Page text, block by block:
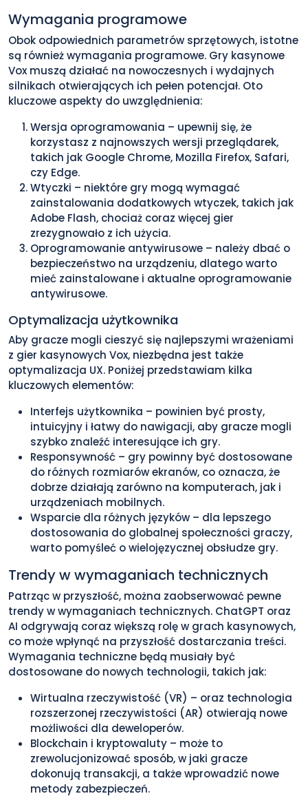
Wymagania programowe
Obok odpowiednich parametrów sprzętowych, istotne
są również wymagania programowe. Gry kasynowe
Vox muszą działać na nowoczesnych i wydajnych
silnikach otwierających ich pełen potencjał. Oto
kluczowe aspekty do uwzględnienia:
Wersja oprogramowania – upewnij się, że
korzystasz z najnowszych wersji przeglądarek,
takich jak Google Chrome, Mozilla Firefox, Safari,
czy Edge.
Wtyczki – niektóre gry mogą wymagać
zainstalowania dodatkowych wtyczek, takich jak
Adobe Flash, chociaż coraz więcej gier
zrezygnowało z ich użycia.
Oprogramowanie antywirusowe – należy dbać o
bezpieczeństwo na urządzeniu, dlatego warto
mieć zainstalowane i aktualne oprogramowanie
antywirusowe.
Optymalizacja użytkownika
Aby gracze mogli cieszyć się najlepszymi wrażeniami
z gier kasynowych Vox, niezbędna jest także
optymalizacja UX. Poniżej przedstawiam kilka
kluczowych elementów:
Interfejs użytkownika – powinien być prosty,
intuicyjny i łatwy do nawigacji, aby gracze mogli
szybko znaleźć interesujące ich gry.
Responsywność – gry powinny być dostosowane
do różnych rozmiarów ekranów, co oznacza, że
dobrze działają zarówno na komputerach, jak i
urządzeniach mobilnych.
Wsparcie dla różnych języków – dla lepszego
dostosowania do globalnej społeczności graczy,
warto pomyśleć o wielojęzycznej obsłudze gry.
Trendy w wymaganiach technicznych
Patrząc w przyszłość, można zaobserwować pewne
trendy w wymaganiach technicznych. ChatGPT oraz
AI odgrywają coraz większą rolę w grach kasynowych,
co może wpłynąć na przyszłość dostarczania treści.
Wymagania techniczne będą musiały być
dostosowane do nowych technologii, takich jak:
Wirtualna rzeczywistość (VR) – oraz technologia
rozszerzonej rzeczywistości (AR) otwierają nowe
możliwości dla deweloperów.
Blockchain i kryptowaluty – może to
zrewolucjonizować sposób, w jaki gracze
dokonują transakcji, a także wprowadzić nowe
metody zabezpieczeń.